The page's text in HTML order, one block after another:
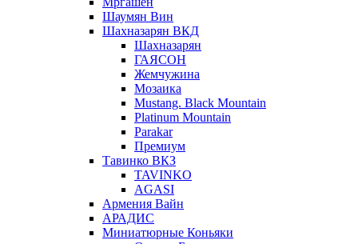
Шаумян Вин
Шахназарян ВКД
Шахназарян
ГАЯСОН
Жемчужина
Мозаика
Mustang. Black Mountain
Platinum Mountain
Parakar
Премиум
Тавинко ВКЗ
TAVINKO
AGASI
Армения Вайн
АРАДИС
Миниатюрные Коньяки